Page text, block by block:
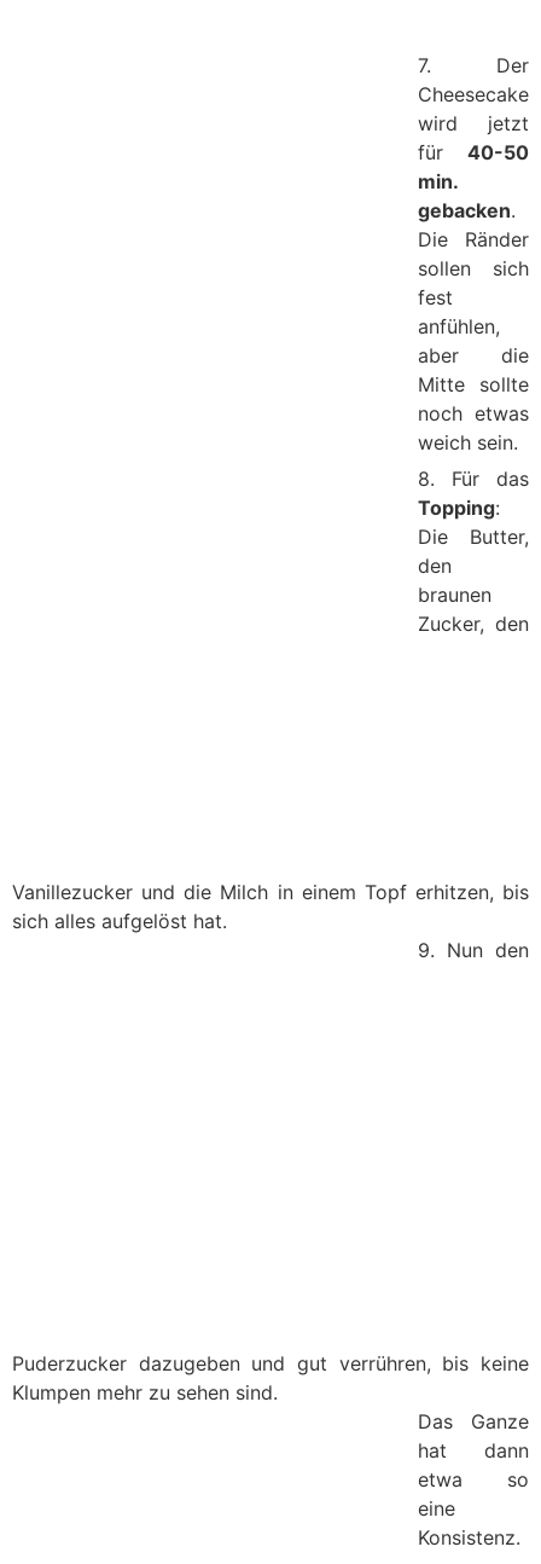
7. Der
Cheesecake
wird jetzt
für 40-50
min.
gebacken.
Die Ränder
sollen sich
fest
anfühlen,
aber die
Mitte sollte
noch etwas
weich sein.
8. Für das
Topping:
Die Butter,
den
braunen
Zucker, den
Vanillezucker und die Milch in einem Topf erhitzen, bis
sich alles aufgelöst hat.
9. Nun den
Puderzucker dazugeben und gut verrühren, bis keine
Klumpen mehr zu sehen sind.
Das Ganze
hat dann
etwa so
eine
Konsistenz.